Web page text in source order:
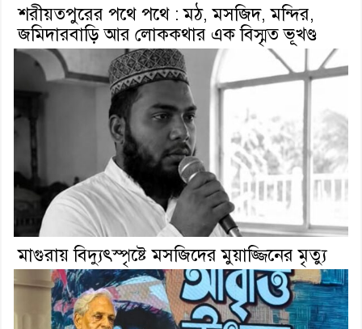
শরীয়তপুরের পথে পথে : মঠ, মসজিদ, মন্দির,
জমিদারবাড়ি আর লোককথার এক বিস্মৃত ভূখণ্ড
মাগুরায় বিদ্যুৎস্পৃষ্টে মসজিদের মুয়াজ্জিনের মৃত্যু